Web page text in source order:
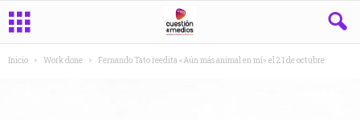
Inicio Work done Fernando Tato reedita «Aún más animal en mí» el 21 de octubre